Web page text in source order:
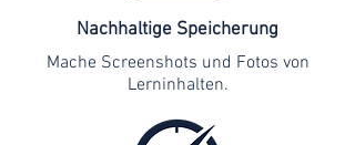
Nachhaltige Speicherung
Mache Screenshots und Fotos von
Lerninhalten.